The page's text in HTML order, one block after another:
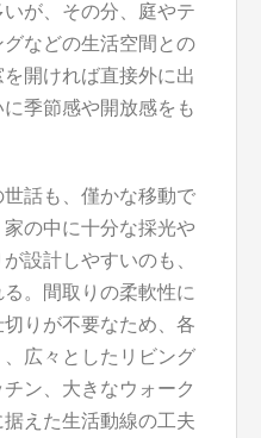
が、その分、庭やテ
などの生活空間との
開ければ直接外に出
季節感や開放感をも
話も、僅かな移動で
の中に十分な採光や
設計しやすいのも、
。間取りの柔軟性に
りが不要なため、各
広々としたリビング
ン、大きなウォーク
えた生活動線の工夫